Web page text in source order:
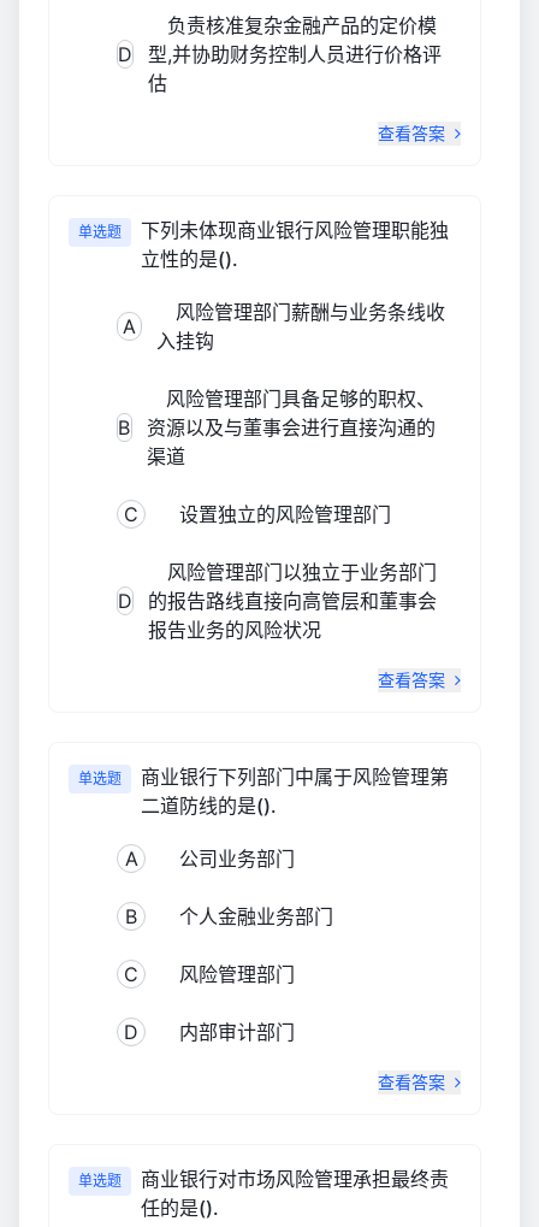
D
负责核准复杂金融产品的定价模
型,并协助财务控制人员进行价格评
估
查看答案
单选题
下列未体现商业银行风险管理职能独
立性的是().
A
风险管理部门薪酬与业务条线收
入挂钩
B
风险管理部门具备足够的职权、
资源以及与董事会进行直接沟通的
渠道
C 设置独立的风险管理部门
D
风险管理部门以独立于业务部门
的报告路线直接向高管层和董事会
报告业务的风险状况
查看答案
单选题
商业银行下列部门中属于风险管理第
二道防线的是().
A 公司业务部门
B 个人金融业务部门
C 风险管理部门
D 内部审计部门
查看答案
单选题
商业银行对市场风险管理承担最终责
任的是().